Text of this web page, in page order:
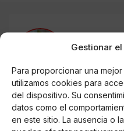
Gestionar
Para proporcionar una
utilizamos cookies para
del dispositivo. Su
datos como el
en este sitio. La ausencia o
AUTOR
Noticias